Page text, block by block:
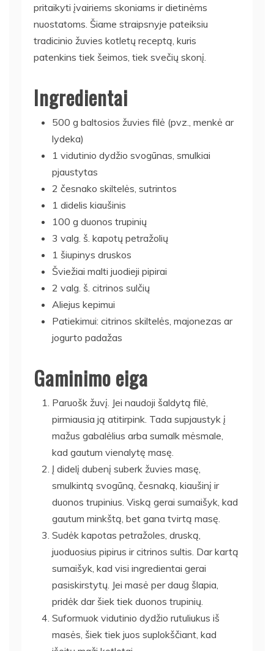
pritaikyti įvairiems skoniams ir dietinėms
nuostatoms. Šiame straipsnyje pateiksiu
tradicinio žuvies kotletų receptą, kuris
patenkins tiek šeimos, tiek svečių skonį.
Ingredientai
500 g baltosios žuvies filė (pvz., menkė ar
lydeka)
1 vidutinio dydžio svogūnas, smulkiai
pjaustytas
2 česnako skiltelės, sutrintos
1 didelis kiaušinis
100 g duonos trupinių
3 valg. š. kapotų petražolių
1 šiupinys druskos
Šviežiai malti juodieji pipirai
2 valg. š. citrinos sulčių
Aliejus kepimui
Patiekimui: citrinos skiltelės, majonezas ar
jogurto padažas
Gaminimo eiga
Paruošk žuvį. Jei naudoji šaldytą filė,
pirmiausia ją atitirpink. Tada supjaustyk į
mažus gabalėlius arba sumalk mėsmale,
kad gautum vienalytę masę.
Į didelį dubenį suberk žuvies masę,
smulkintą svogūną, česnaką, kiaušinį ir
duonos trupinius. Viską gerai sumaišyk, kad
gautum minkštą, bet gana tvirtą masę.
Sudėk kapotas petražoles, druską,
juoduosius pipirus ir citrinos sultis. Dar kartą
sumaišyk, kad visi ingredientai gerai
pasiskirstytų. Jei masė per daug šlapia,
pridėk dar šiek tiek duonos trupinių.
Suformuok vidutinio dydžio rutuliukus iš
masės, šiek tiek juos suplokščiant, kad